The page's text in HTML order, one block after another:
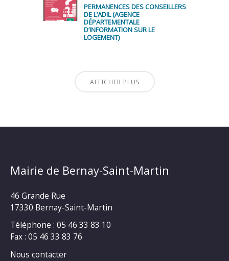
PERMANENCES DES CONSEILLERS
DE L’ADIL (AGENCE
DÉPARTEMENTALE
D’INFORMATION SUR LE
LOGEMENT)
AFFICHER PLUS
Mairie de Bernay-Saint-Martin
46 Grande Rue
17330 Bernay-Saint-Martin
Téléphone : 05 46 33 83 10
Fax : 05 46 33 83 76
Nous contacter